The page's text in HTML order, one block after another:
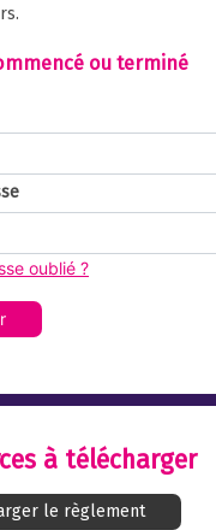
ou terminé
oublié ?
à télécharger
le règlement